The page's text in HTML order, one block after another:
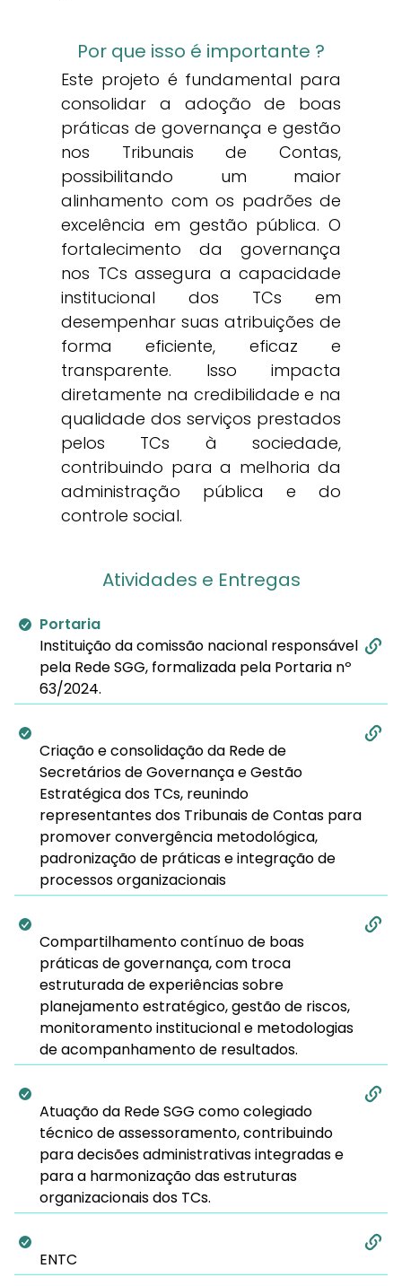
Por que isso é importante ?
Este projeto é fundamental para
consolidar a adoção de boas
práticas de governança e gestão
nos Tribunais de Contas,
possibilitando um maior
alinhamento com os padrões de
excelência em gestão pública. O
fortalecimento da governança
nos TCs assegura a capacidade
institucional dos TCs em
desempenhar suas atribuições de
forma eficiente, eficaz e
transparente. Isso impacta
diretamente na credibilidade e na
qualidade dos serviços prestados
pelos TCs à sociedade,
contribuindo para a melhoria da
administração pública e do
controle social.
Atividades e Entregas
Portaria
Instituição da comissão nacional responsável
pela Rede SGG, formalizada pela Portaria nº
63/2024.
Criação e consolidação da Rede de
Secretários de Governança e Gestão
Estratégica dos TCs, reunindo
representantes dos Tribunais de Contas para
promover convergência metodológica,
padronização de práticas e integração de
processos organizacionais
Compartilhamento contínuo de boas
práticas de governança, com troca
estruturada de experiências sobre
planejamento estratégico, gestão de riscos,
monitoramento institucional e metodologias
de acompanhamento de resultados.
Atuação da Rede SGG como colegiado
técnico de assessoramento, contribuindo
para decisões administrativas integradas e
para a harmonização das estruturas
organizacionais dos TCs.
ENTC